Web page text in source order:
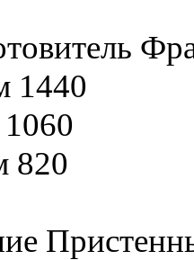
1440
1060
820